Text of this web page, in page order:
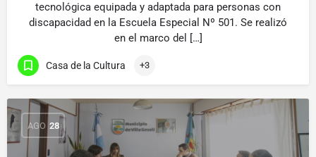
tecnológica equipada y adaptada para personas con
discapacidad en la Escuela Especial Nº 501. Se realizó
en el marco del […]
Casa de la Cultura +3
AGO 28